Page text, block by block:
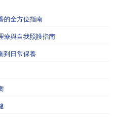
的全方位指南
療與自我照護指南
到日常保養